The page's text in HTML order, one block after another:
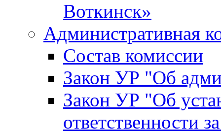
Воткинск»
Административная
Состав комиссии
Закон УР "Об
Закон УР "Об
ответственности